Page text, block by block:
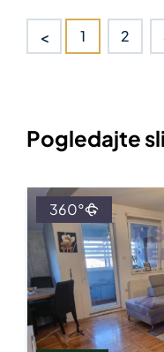
< 1 2
Pogledajte
360°